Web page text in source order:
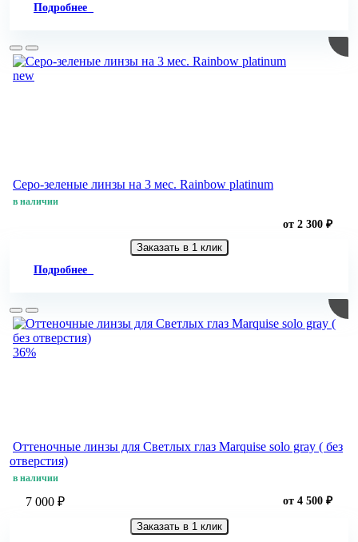
Подробнее
new
Серо-зеленые линзы на 3 мес. Rainbow platinum
в наличии
от 2 300 ₽
Заказать в 1 клик
Подробнее
36%
Оттеночные линзы для Светлых глаз Marquise solo gray ( без
отверстия)
в наличии
7 000 ₽ от 4 500 ₽
Заказать в 1 клик